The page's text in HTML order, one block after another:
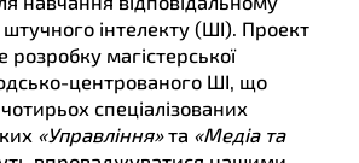
інтелекту (ШІ). Проект
розробку магістерської
центрованого ШІ, що
спеціалізованих
«Управління»та «Медіа та